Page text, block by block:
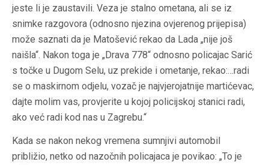
jeste li je zaustavili. Veza je stalno ometana, ali se iz
snimke razgovora (odnosno njezina ovjerenog prijepisa)
može saznati da je Matošević rekao da Lada „nije još
naišla“. Nakon toga je „Drava 778“ odnosno policajac Sarić
s točke u Dugom Selu, uz prekide i ometanje, rekao:…radi
se o maskirnom odjelu, vozač je najvjerojatnije martićevac,
dajte molim vas, provjerite u kojoj policijskoj stanici radi,
ako već radi kod nas u Zagrebu.“
Kada se nakon nekog vremena sumnjivi automobil
približio, netko od nazočnih policajaca je povikao: „To je